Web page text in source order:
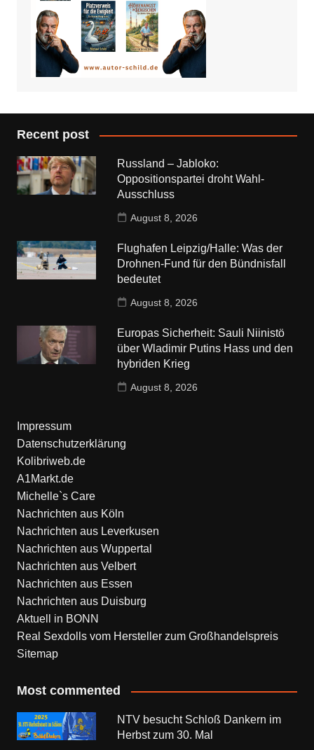
Recent post
Russland – Jabloko:
Oppositionspartei droht Wahl-
Ausschluss
August 8, 2026
Flughafen Leipzig/Halle: Was der
Drohnen-Fund für den Bündnisfall
bedeutet
August 8, 2026
Europas Sicherheit: Sauli Niinistö
über Wladimir Putins Hass und den
hybriden Krieg
August 8, 2026
Impressum
Datenschutzerklärung
Kolibriweb.de
A1Markt.de
Michelle`s Care
Nachrichten aus Köln
Nachrichten aus Leverkusen
Nachrichten aus Wuppertal
Nachrichten aus Velbert
Nachrichten aus Essen
Nachrichten aus Duisburg
Aktuell in BONN
Real Sexdolls vom Hersteller zum Großhandelspreis
Sitemap
Most commented
NTV besucht Schloß Dankern im
Herbst zum 30. Mal